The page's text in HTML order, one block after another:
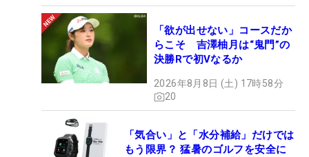
「欲が出せない」コースだか
らこそ 吉澤柚月は“鬼門”の
決勝Rで初Vなるか
2026年8月8日 (土) 17時58分
20
「気合い」と「水分補給」だけでは
もう限界？ 猛暑のゴルフを安全に